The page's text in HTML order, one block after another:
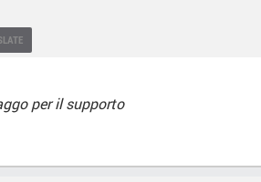
per il supporto